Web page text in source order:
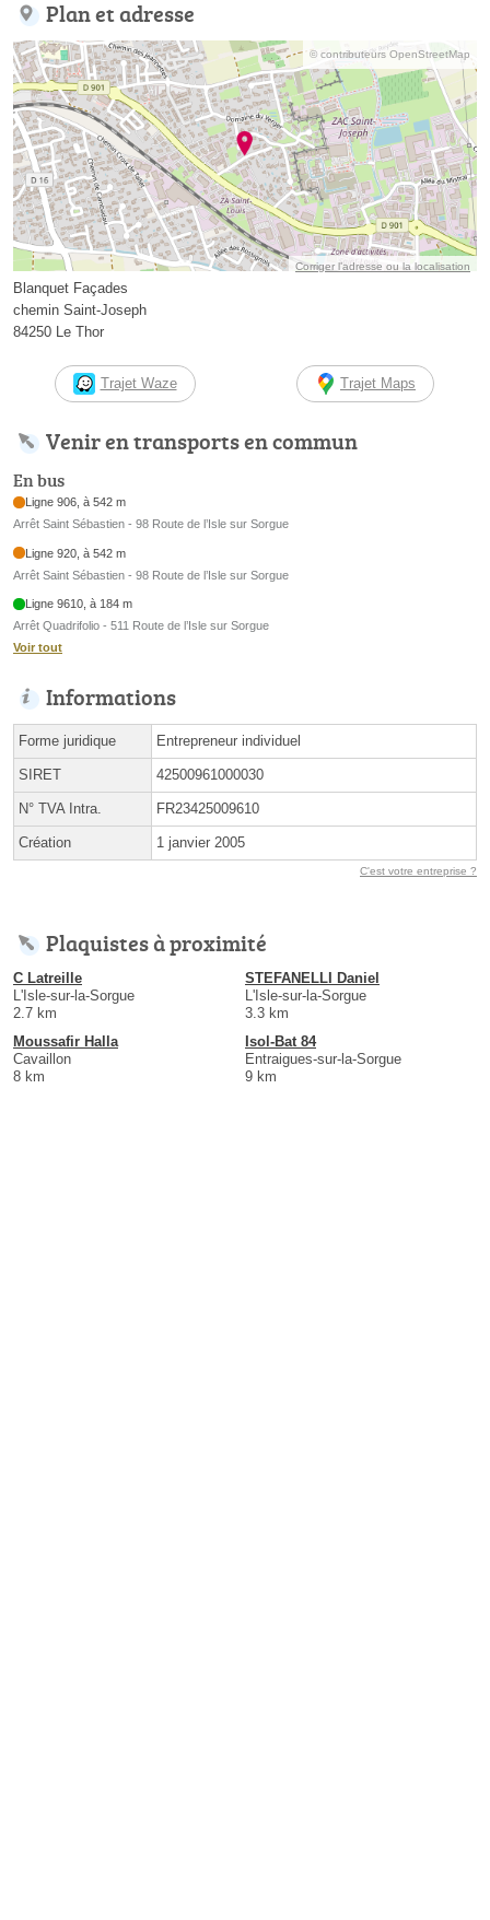
Plan et adresse
© contributeurs OpenStreetMap
Corriger l’adresse ou la localisation
Blanquet Façades
chemin Saint-Joseph
84250 Le Thor
Trajet Waze Trajet Maps
Venir en transports en commun
En bus
Ligne 906, à 542 m
Arrêt Saint Sébastien - 98 Route de l’Isle sur Sorgue
Ligne 920, à 542 m
Arrêt Saint Sébastien - 98 Route de l’Isle sur Sorgue
Ligne 9610, à 184 m
Arrêt Quadrifolio - 511 Route de l’Isle sur Sorgue
Voir tout
Informations
Forme juridique Entrepreneur individuel
SIRET 42500961000030
N° TVA Intra. FR23425009610
Création 1 janvier 2005
C'est votre entreprise ?
Plaquistes à proximité
C Latreille
L'Isle-sur-la-Sorgue
2.7 km
STEFANELLI Daniel
L'Isle-sur-la-Sorgue
3.3 km
Moussafir Halla
Cavaillon
8 km
Isol-Bat 84
Entraigues-sur-la-Sorgue
9 km